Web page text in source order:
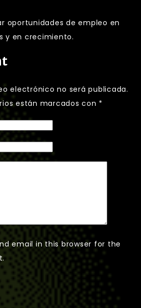
oportunidades de empleo en
y en crecimiento.
electrónico no será publicada.
están marcados con *
email in this browser for the